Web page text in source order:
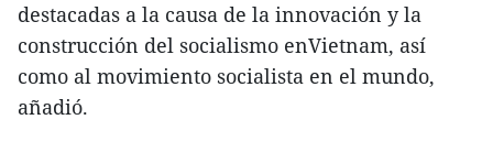
destacadas a la causa de la innovación y la
construcción del socialismo enVietnam, así
como al movimiento socialista en el mundo,
añadió.